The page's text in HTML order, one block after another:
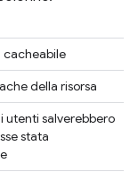
cacheabile
della risorsa
utenti salverebbero
stata